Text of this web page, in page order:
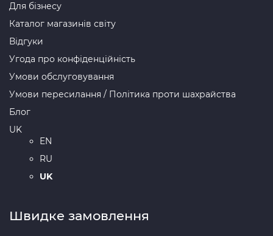
Для бізнесу
Каталог магазинів світу
Відгуки
Угода про конфіденційність
Умови обслуговування
Умови пересилання / Політика проти шахрайства
Блог
UK
EN
RU
UK
Швидке замовлення